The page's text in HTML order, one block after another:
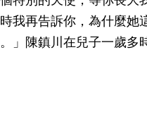
我再告訴你，為什麼她
」陳鎮川在兒子一歲多